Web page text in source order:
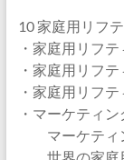
10 家庭用リフ
・家庭用リフ
・家庭用リフ
・家庭用リフ
・マーケティ
マーケティ